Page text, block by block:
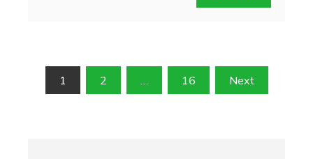
Paginación
1 2 16 Next